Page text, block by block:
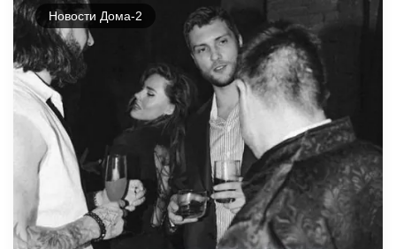
Новости Дома-2